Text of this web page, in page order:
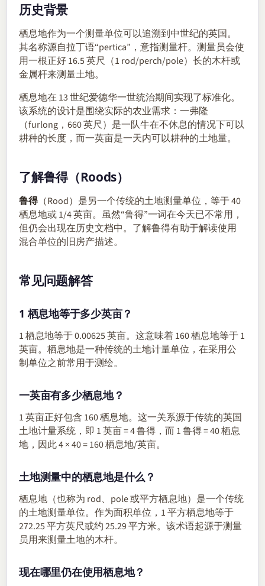
历史背景
栖息地作为一个测量单位可以追溯到中世纪的英国。
其名称源自拉丁语“pertica”，意指测量杆。测量员会使
用一根正好 16.5 英尺（1 rod/perch/pole）长的木杆或
金属杆来测量土地。
栖息地在 13 世纪爱德华一世统治期间实现了标准化。
该系统的设计是围绕实际的农业需求：一弗隆
（furlong，660 英尺）是一队牛在不休息的情况下可以
耕种的长度，而一英亩是一天内可以耕种的土地量。
了解鲁得（Roods）
鲁得（Rood）是另一个传统的土地测量单位，等于 40
栖息地或 1/4 英亩。虽然“鲁得”一词在今天已不常用，
但仍会出现在历史文档中。了解鲁得有助于解读使用
混合单位的旧房产描述。
常见问题解答
1 栖息地等于多少英亩？
1 栖息地等于 0.00625 英亩。这意味着 160 栖息地等于 1
英亩。栖息地是一种传统的土地计量单位，在采用公
制单位之前常用于测绘。
一英亩有多少栖息地？
1 英亩正好包含 160 栖息地。这一关系源于传统的英国
土地计量系统，即 1 英亩 = 4 鲁得，而 1 鲁得 = 40 栖息
地，因此 4 × 40 = 160 栖息地/英亩。
土地测量中的栖息地是什么？
栖息地（也称为 rod、pole 或平方栖息地）是一个传统
的土地测量单位。作为面积单位，1 平方栖息地等于
272.25 平方英尺或约 25.29 平方米。该术语起源于测量
员用来测量土地的木杆。
现在哪里仍在使用栖息地？